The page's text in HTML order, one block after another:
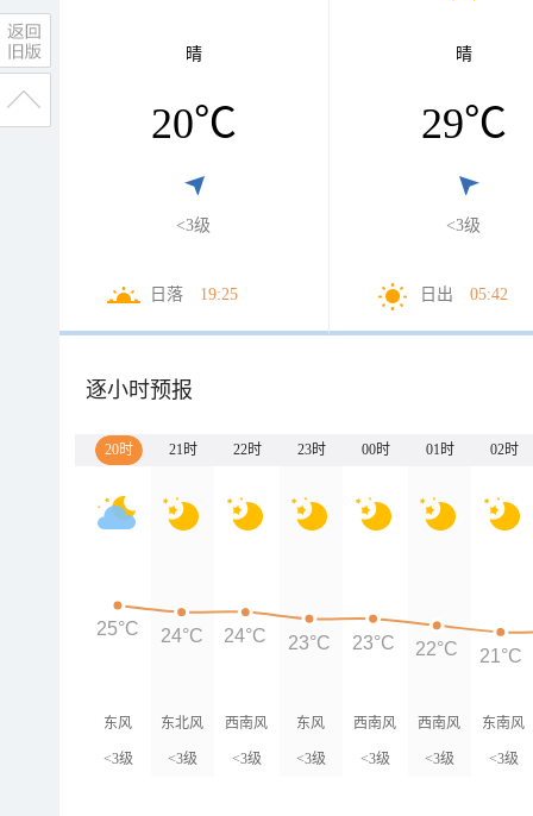
晴
20℃
<3级
日落 19:25
晴
29℃
<3级
日出 05:42
逐小时预报
20时 21时 22时 23时 00时 01时 02时
东风
<3级
东北风
<3级
西南风
<3级
东风
<3级
西南风
<3级
西南风
<3级
东南风
<3级
25°C 24°C 24°C 23°C 23°C 22°C 21°C